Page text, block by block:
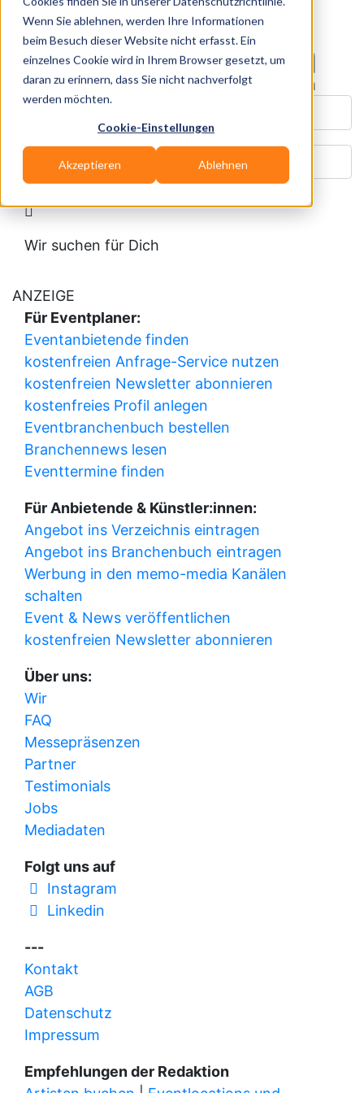
Wenn Sie ablehnen, werden Ihre Informationen
beim Besuch dieser Website nicht erfasst. Ein
einzelnes Cookie wird in Ihrem Browser gesetzt, um
daran zu erinnern, dass Sie nicht nachverfolgt
werden möchten.
Cookie-Einstellungen
Akzeptieren Ablehnen
Datum:Donnerstag, 06.08.2026
Veranstalter:
Adresse:
Was? Künstler, Zelte, Bands, Catering, ...
Wo? Stadt, PLZ, Ort
Wir suchen für Dich
ANZEIGE
Für Eventplaner:
Eventanbietende finden
kostenfreien Anfrage-Service nutzen
kostenfreien Newsletter abonnieren
kostenfreies Profil anlegen
Eventbranchenbuch bestellen
Branchennews lesen
Eventtermine finden
Für Anbietende & Künstler:innen:
Angebot ins Verzeichnis eintragen
Angebot ins Branchenbuch eintragen
Werbung in den memo-media Kanälen
schalten
Event & News veröffentlichen
kostenfreien Newsletter abonnieren
Über uns:
Wir
FAQ
Messepräsenzen
Partner
Testimonials
Jobs
Mediadaten
Folgt uns auf
Instagram
Linkedin
---
Kontakt
AGB
Datenschutz
Impressum
Empfehlungen der Redaktion